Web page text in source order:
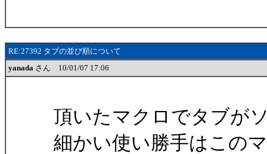
RE:27392 タブの並び順について
yanada さん 10/01/07 17:06
頂いたマクロでタブが
細かい使い勝手はこの